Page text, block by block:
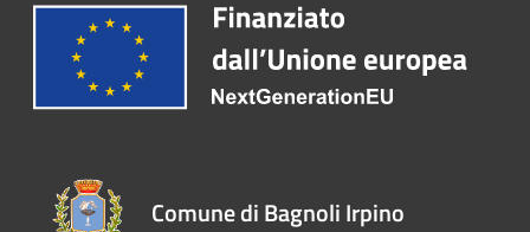
Comune di Bagnoli Irpino